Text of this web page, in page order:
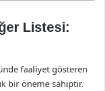
Listesi:
faaliyet gösteren
bir öneme sahiptir.